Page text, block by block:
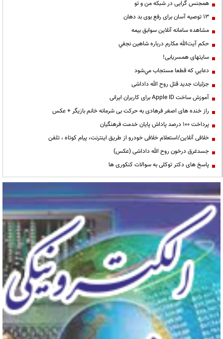
همجنس گرایی در شبکه من و تو
13 توصیه آسان برای رفع بوی بد دهان
مشاهده سامانه آنلاين سوابق بیمه
حكم آيت‌الله مكارم درباره شاهين نجفي
سایتهای همسریابی!
دعايي كه قطعا مستجاب مي‌شود
جزئیات جدید قتل روح الله داداشی
آموزش ساخت Apple ID برای کاربران ایرانی
راز خنده های اصغر فرهادی به حرکت بی شرمانه خانم بازیگر + عکس
پرداخت ۱۰۰ درصد پاداش پایان خدمت فرهنگیان
خلافی آنلاین/استعلام خلافی خودرو از طریق اینترنت، پیام کوتاه ، تلفن
جسدغرق درخون روح الله داداشی (عکس)
پاسخ های دکتر توکلی به سوالات کنکوری ها